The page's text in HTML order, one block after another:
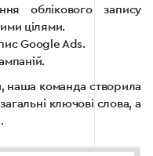
облікового запису
цілями.
Google Ads.
наша команда створила
ключові слова, а